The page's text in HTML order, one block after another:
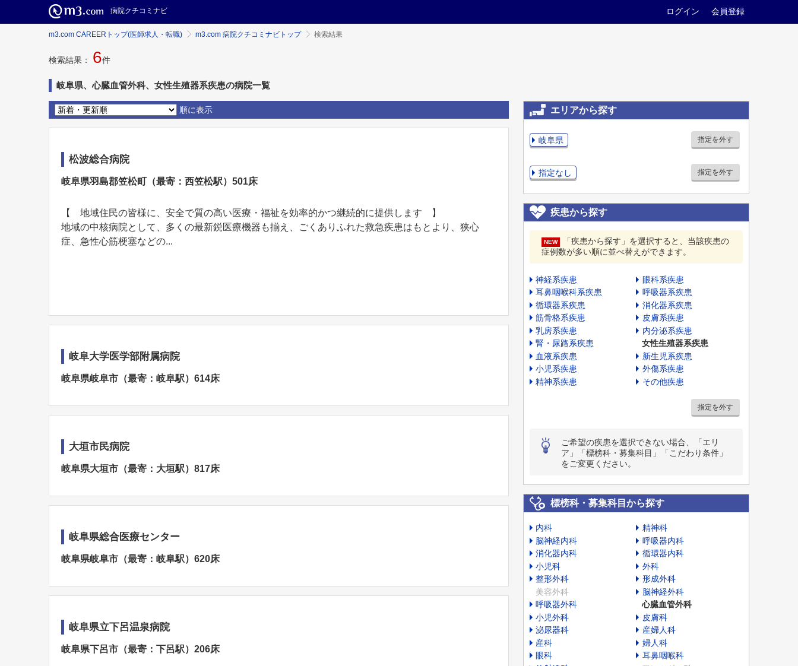
病院クチコミナビ ログイン 会員登録
m3.com CAREERトップ(医師求人・転職) m3.com 病院クチコミナビトップ 検索結果
検索結果： 6件
岐阜県、心臓血管外科、女性生殖器系疾患の病院一覧
順に表示
松波総合病院
岐阜県羽島郡笠松町（最寄：西笠松駅）501床
【 地域住民の皆様に、安全で質の高い医療・福祉を効率的かつ継続的に提供します 】
地域の中核病院として、多くの最新鋭医療機器も揃え、ごくありふれた救急疾患はもとより、狭心
症、急性心筋梗塞などの...
岐阜大学医学部附属病院
岐阜県岐阜市（最寄：岐阜駅）614床
大垣市民病院
岐阜県大垣市（最寄：大垣駅）817床
岐阜県総合医療センター
岐阜県岐阜市（最寄：岐阜駅）620床
岐阜県立下呂温泉病院
岐阜県下呂市（最寄：下呂駅）206床
エリアから探す
岐阜県 指定を外す
指定なし 指定を外す
疾患から探す
NEW
「疾患から探す」を選択すると、当該疾患の
症例数が多い順に並べ替えができます。
神経系疾患
眼科系疾患
耳鼻咽喉科系疾患
呼吸器系疾患
循環器系疾患
消化器系疾患
筋骨格系疾患
皮膚系疾患
乳房系疾患
内分泌系疾患
腎・尿路系疾患
女性生殖器系疾患
血液系疾患
新生児系疾患
小児系疾患
外傷系疾患
精神系疾患
その他疾患
指定を外す
ご希望の疾患を選択できない場合、「エリ
ア」「標榜科・募集科目」「こだわり条件」
をご変更ください。
標榜科・募集科目から探す
内科
精神科
脳神経内科
呼吸器内科
消化器内科
循環器内科
小児科
外科
整形外科
形成外科
美容外科
脳神経外科
呼吸器外科
心臓血管外科
小児外科
皮膚科
泌尿器科
産婦人科
産科
婦人科
眼科
耳鼻咽喉科